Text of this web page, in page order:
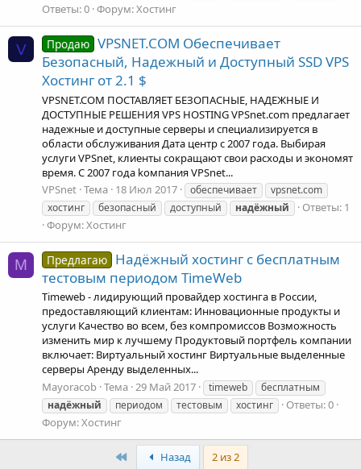
Ответы: 0 Форум:Хостинг
V Продаю VPSNET.COM Oбеспечивает
Безопасный, Надежный и Доступный SSD VPS
Xостинг от 2.1 $
VPSNET.COM ПОСТАВЛЯЕТ БЕЗОПАСНЫЕ, НАДЕЖНЫЕ И
ДОСТУПНЫЕ РЕШЕНИЯ VPS HOSTING VPSnet.com предлагает
надежные и доступные серверы и специализируется в
области обслуживания Дата центр с 2007 года. Выбирая
услуги VPSnet, клиенты сокращают свои расходы и экономят
время. С 2007 года kомпания VPSnet...
VPSnet Тема 18 Июл 2017 oбеспечивает
vpsnet.com
xостинг
безопасный доступный надёжный
Ответы: 1
Форум:Хостинг
M Предлагаю Надёжный хостинг с бесплатным
тестовым периодом TimeWeb
Timeweb - лидирующий провайдер хостинга в России,
предоставляющий клиентам: Инновационные продукты и
услуги Качество во всем, без компромиссов Возможность
изменить мир к лучшему Продуктовый портфель компании
включает: Виртуальный хостинг Виртуальные выделенные
серверы Аренду выделенных...
Mayoracob Тема 29 Май 2017 timeweb
бесплатным
надёжный
периодом тестовым хостинг
Ответы: 0
Форум:Хостинг
First Назад 2 из 2